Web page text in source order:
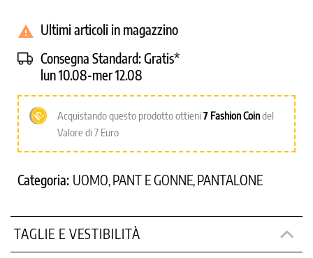
 Ultimi articoli in magazzino
Consegna Standard:Gratis*
lun 10.08-mer 12.08
Acquistando questo prodotto ottieni 7 Fashion Coindel
Valore di 7 Euro
Categoria: UOMO, PANT E GONNE, PANTALONE
TAGLIE E VESTIBILITÀ